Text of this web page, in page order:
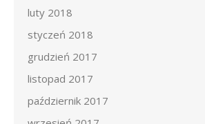
luty 2018
styczeń 2018
grudzień 2017
listopad 2017
październik 2017